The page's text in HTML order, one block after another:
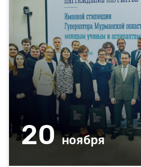
20 ноября